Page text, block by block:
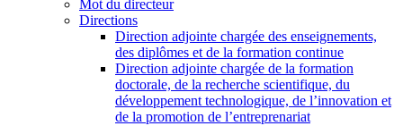
Mot du directeur
Directions
Direction adjointe chargée des enseignements,
des diplômes et de la formation continue
Direction adjointe chargée de la formation
doctorale, de la recherche scientifique, du
développement technologique, de l’innovation et
de la promotion de l’entreprenariat